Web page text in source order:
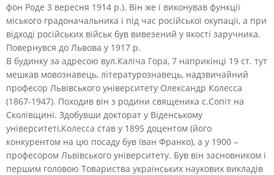
фон Роде 3 вересня 1914 р.). Він же і виконував функції
міського градоначальника і під час російської окупації, а при
відході російських військ був вивезений у якості заручника.
Повернувся до Львова у 1917 р.
В будинку за адресою вул.Каліча Гора, 7 наприкінці 19 ст. тут
мешкав мовознавець, літературознавець, надзвичайний
професор Львівського університету Олександр Колесса
(1867-1947). Походив він з родини священика с.Сопіт на
Сколівщині. Здобувши докторат у Віденському
університеті,Колесса став у 1895 доцентом (його
конкурентом на цю посаду був Іван Франко), а у 1900 –
професором Львівського університету. Був він засновником і
першим головою Товариства українських наукових викладів